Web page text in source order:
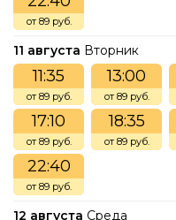
от 89 руб.
11 августа Вторник
11:35
от 89 руб.
13:00
от 89 руб.
17:10
от 89 руб.
18:35
от 89 руб.
22:40
от 89 руб.
12 августа Среда